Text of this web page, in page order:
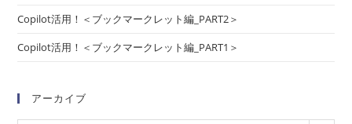
Copilot活用！＜ブックマークレット編_PART2＞
Copilot活用！＜ブックマークレット編_PART1＞
アーカイブ